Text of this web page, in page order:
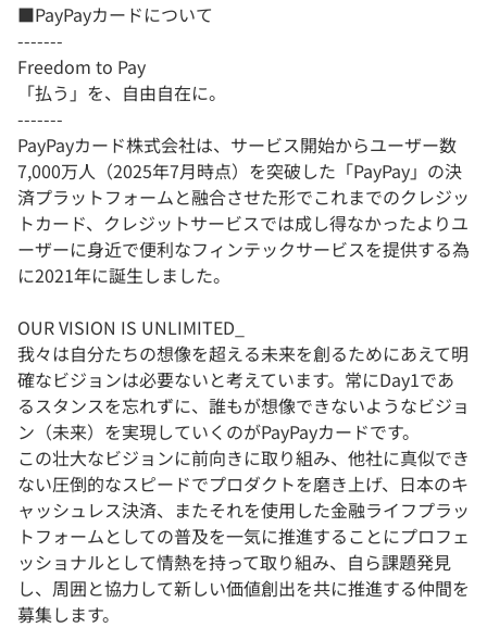
■PayPayカードについて
-------
Freedom to Pay
「払う」を、自由自在に。
-------
PayPayカード株式会社は、サービス開始からユーザー数
7,000万人（2025年7月時点）を突破した「PayPay」の決
済プラットフォームと融合させた形でこれまでのクレジッ
トカード、クレジットサービスでは成し得なかったよりユ
ーザーに身近で便利なフィンテックサービスを提供する為
に2021年に誕生しました。
OUR VISION IS UNLIMITED_
我々は自分たちの想像を超える未来を創るためにあえて明
確なビジョンは必要ないと考えています。常にDay1であ
るスタンスを忘れずに、誰もが想像できないようなビジョ
ン（未来）を実現していくのがPayPayカードです。
この壮大なビジョンに前向きに取り組み、他社に真似でき
ない圧倒的なスピードでプロダクトを磨き上げ、日本のキ
ャッシュレス決済、またそれを使用した金融ライフプラッ
トフォームとしての普及を一気に推進することにプロフェ
ッショナルとして情熱を持って取り組み、自ら課題発見
し、周囲と協力して新しい価値創出を共に推進する仲間を
募集します。